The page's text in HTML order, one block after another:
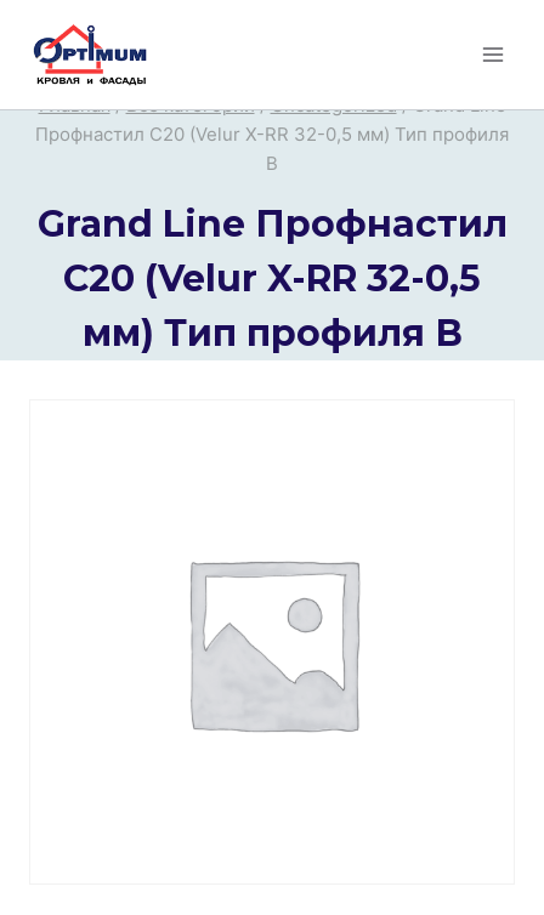
Перейти
Главная / Все категории / Uncategorized / Grand Line
Профнастил С20 (Velur X-RR 32-0,5 мм) Тип профиля
В
Grand Line Профнастил
С20 (Velur X-RR 32-0,5
мм) Тип профиля В